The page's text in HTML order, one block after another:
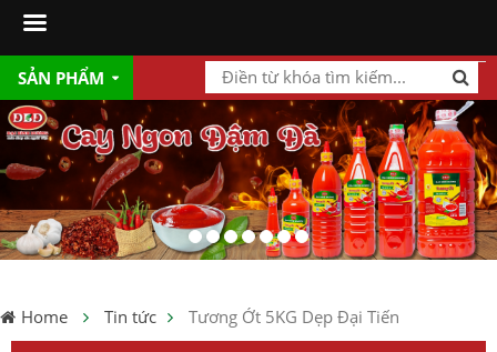
SẢN PHẨM
Home Tin tức Tương Ớt 5KG Dẹp Đại Tiến